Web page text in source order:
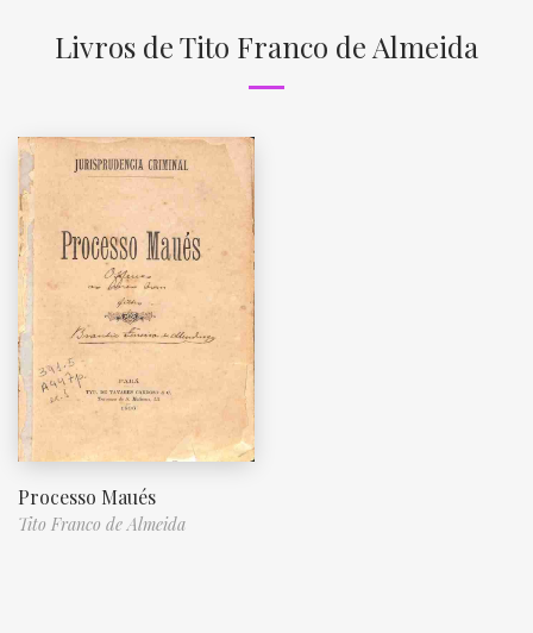
Livros de Tito Franco de Almeida
Processo Maués
Tito Franco de Almeida